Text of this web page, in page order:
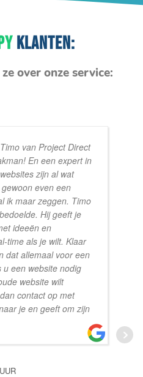
KLANTEN:
over onze service:
Timo van Project Direct
En een expert in
zijn al wat
even een
ik maar zeggen. Timo
Hij geeft je
ideeën en
time als je wilt. Klaar
dat allemaal voor een
u een website nodig
website wilt
contact op met
je en geeft om zijn